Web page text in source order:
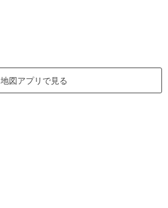
地図アプリで見る